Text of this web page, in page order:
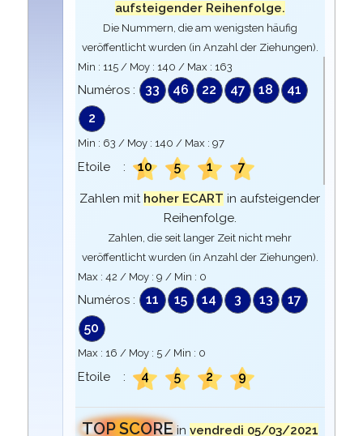
aufsteigender Reihenfolge.
Die Nummern, die am wenigsten häufig
veröffentlicht wurden (in Anzahl der Ziehungen).
Min : 115/ Moy : 140 / Max : 163
Numéros : 33 46 22 47 18
41
2
Min : 63 / Moy : 140 / Max : 97
Etoile : 10 5 1 7
Zahlen mit hoher ECART in aufsteigender
Reihenfolge.
Zahlen, die seit langer Zeit nicht mehr
veröffentlicht wurden (in Anzahl der Ziehungen).
Max : 42 / Moy : 9 / Min : 0
Numéros : 11 15 14 3 13
17
50
Max : 16 / Moy : 5/ Min : 0
Etoile : 4 5 2 9
TOP SCORE in vendredi 05/03/2021